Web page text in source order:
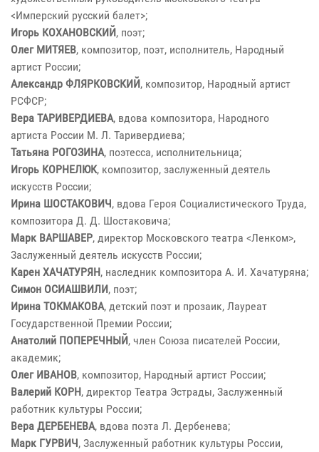
<Имперский русский балет>;
Игорь КОХАНОВСКИЙ, поэт;
Олег МИТЯЕВ, композитор, поэт, исполнитель, Народный
артист России;
Александр ФЛЯРКОВСКИЙ, композитор, Народный артист
РСФСР;
Вера ТАРИВЕРДИЕВА, вдова композитора, Народного
артиста России М. Л. Таривердиева;
Татьяна РОГОЗИНА, поэтесса, исполнительница;
Игорь КОРНЕЛЮК, композитор, заслуженный деятель
искусств России;
Ирина ШОСТАКОВИЧ, вдова Героя Социалистического Труда,
композитора Д. Д. Шостаковича;
Марк ВАРШАВЕР, директор Московского театра <Ленком>,
Заслуженный деятель искусств России;
Карен ХАЧАТУРЯН, наследник композитора А. И. Хачатуряна;
Симон ОСИАШВИЛИ, поэт;
Ирина ТОКМАКОВА, детский поэт и прозаик, Лауреат
Государственной Премии России;
Анатолий ПОПЕРЕЧНЫЙ, член Союза писателей России,
академик;
Олег ИВАНОВ, композитор, Народный артист России;
Валерий КОРН, директор Театра Эстрады, Заслуженный
работник культуры России;
Вера ДЕРБЕНЕВА, вдова поэта Л. Дербенева;
Марк ГУРВИЧ, Заслуженный работник культуры России,